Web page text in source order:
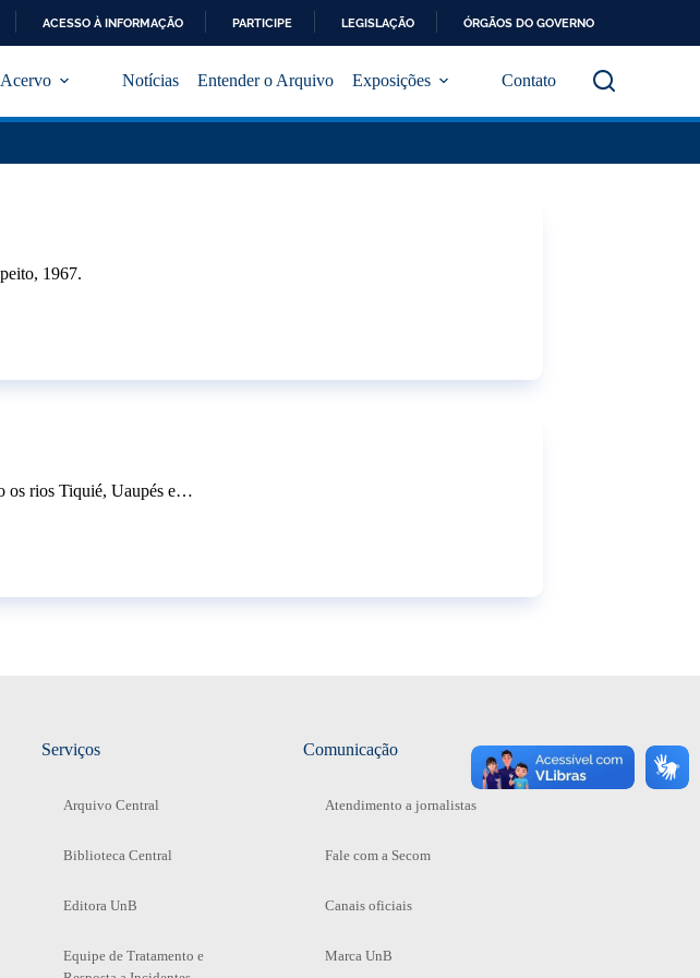
ACESSO À INFORMAÇÃO PARTICIPE LEGISLAÇÃO ÓRGÃOS DO GOVERNO
Acervo Notícias Entender o Arquivo Exposições Contato
1967.
os rios Tiquié, Uaupés e…
Serviços
Arquivo Central
Biblioteca Central
Editora UnB
Equipe de Tratamento e
Comunicação
Atendimento a jornalistas
Fale com a Secom
Canais oficiais
Marca UnB